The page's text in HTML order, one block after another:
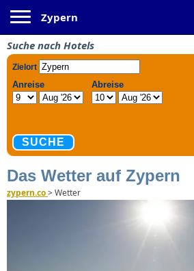
Zypern
Suche nach Hotels
Das Wetter auf Zypern
zypern.co>Wetter